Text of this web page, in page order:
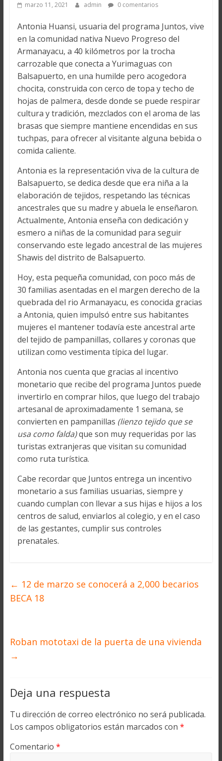
marzo 11, 2021 admin 0 comentarios
Antonia Huansi, usuaria del programa Juntos, vive
en la comunidad nativa Nuevo Progreso del
Armanayacu, a 40 kilómetros por la trocha
carrozable que conecta a Yurimaguas con
Balsapuerto, en una humilde pero acogedora
chocita, construida con cerco de topa y techo de
hojas de palmera, desde donde se puede respirar
cultura y tradición, mezclados con el aroma de las
brasas que siempre mantiene encendidas en sus
tuchpas, para ofrecer al visitante alguna bebida o
comida caliente.
Antonia es la representación viva de la cultura de
Balsapuerto, se dedica desde que era niña a la
elaboración de tejidos, respetando las técnicas
ancestrales que su madre y abuela le enseñaron.
Actualmente, Antonia enseña con dedicación y
esmero a niñas de la comunidad para seguir
conservando este legado ancestral de las mujeres
Shawis del distrito de Balsapuerto.
Hoy, esta pequeña comunidad, con poco más de
30 familias asentadas en el margen derecho de la
quebrada del rio Armanayacu, es conocida gracias
a Antonia, quien impulsó entre sus habitantes
mujeres el mantener todavía este ancestral arte
del tejido de pampanillas, collares y coronas que
utilizan como vestimenta típica del lugar.
Antonia nos cuenta que gracias al incentivo
monetario que recibe del programa Juntos puede
invertirlo en comprar hilos, que luego del trabajo
artesanal de aproximadamente 1 semana, se
convierten en pampanillas (lienzo tejido que se
usa como falda)que son muy requeridas por las
turistas extranjeras que visitan su comunidad
como ruta turística.
Cabe recordar que Juntos entrega un incentivo
monetario a sus familias usuarias, siempre y
cuando cumplan con llevar a sus hijas e hijos a los
centros de salud, enviarlos al colegio, y en el caso
de las gestantes, cumplir sus controles
prenatales.
← 12 de marzo se conocerá a 2,000 becarios
BECA 18
Roban mototaxi de la puerta de una vivienda
→
Deja una respuesta
Tu dirección de correo electrónico no será publicada.
Los campos obligatorios están marcados con *
Comentario *